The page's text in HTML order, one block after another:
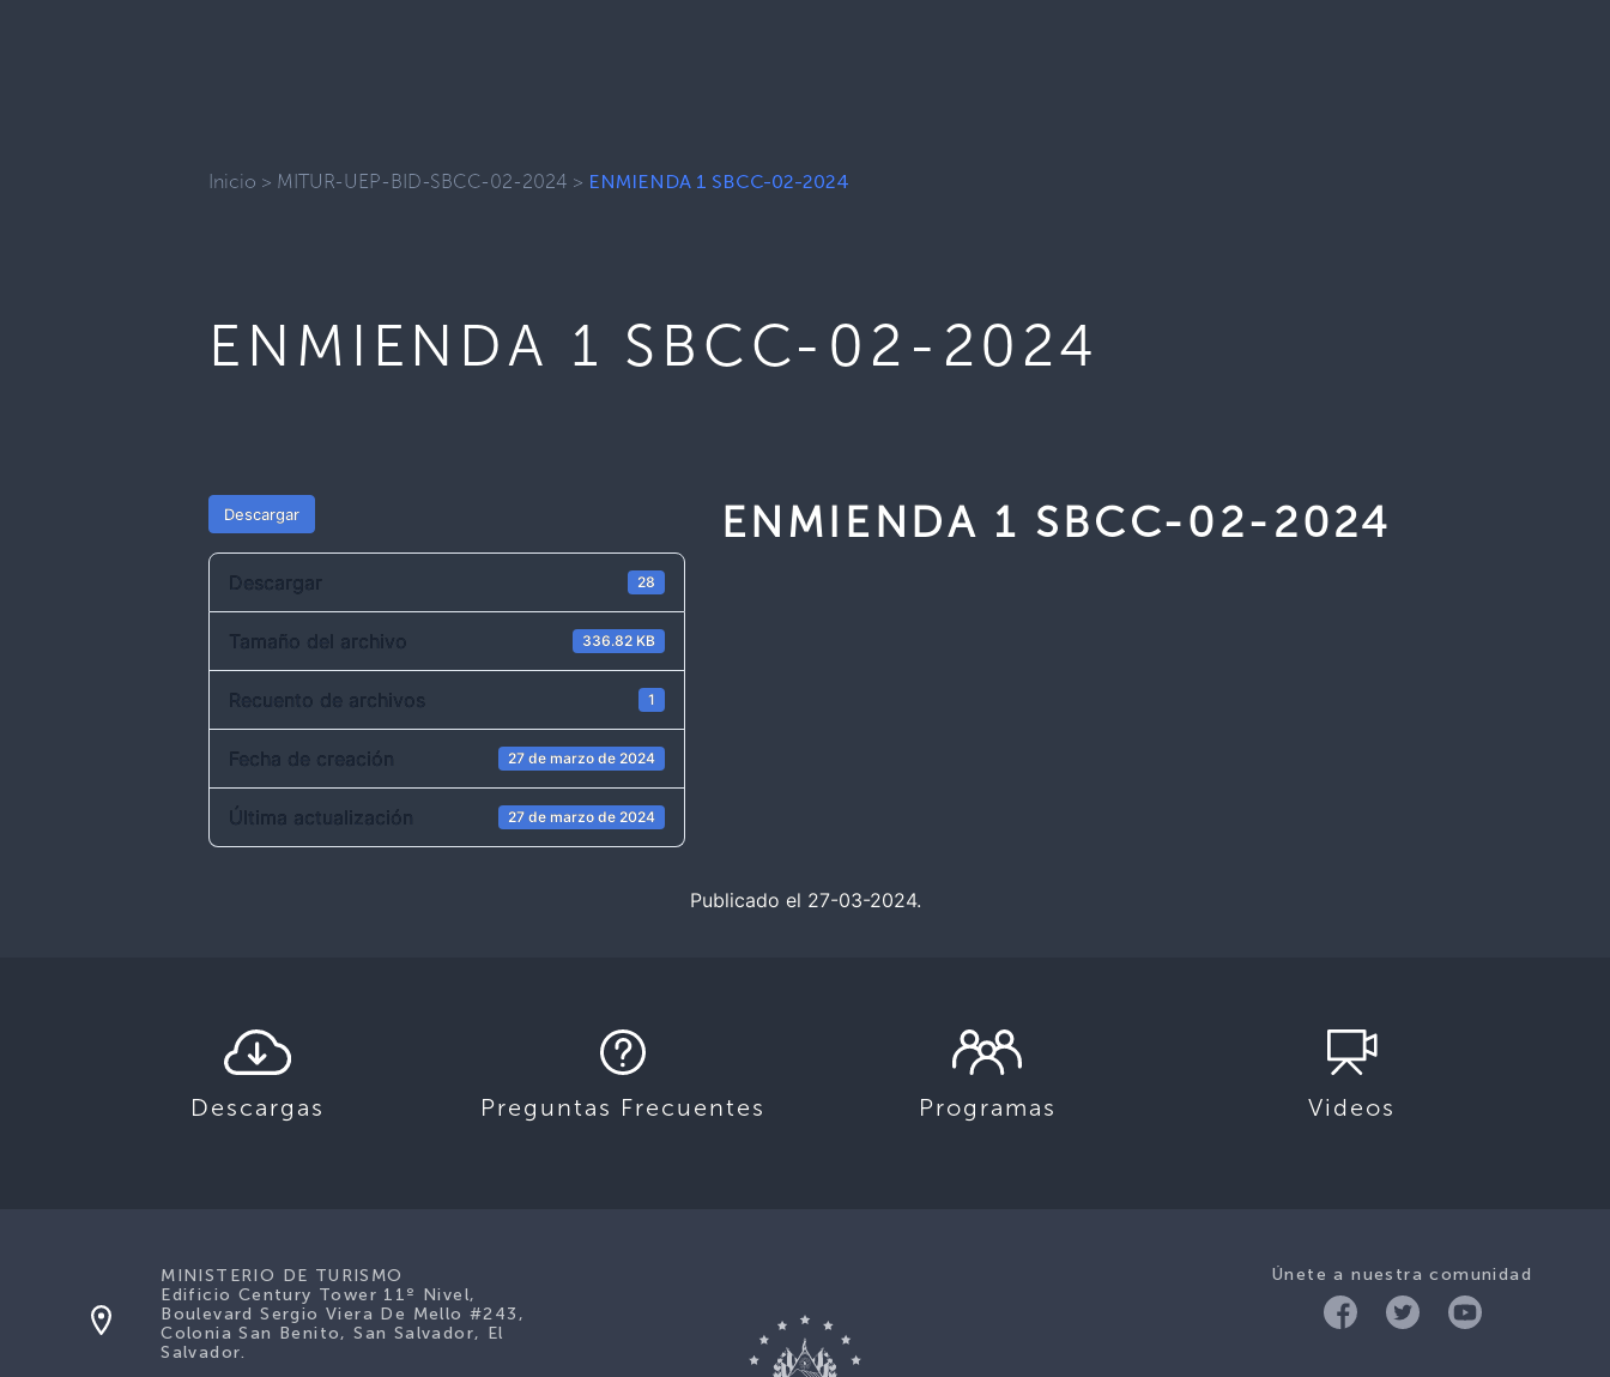
Inicio > MITUR-UEP-BID-SBCC-02-2024 > ENMIENDA 1 SBCC-02-2024
ENMIENDA 1 SBCC-02-2024
Descargar
Descargar 28
Tamaño del archivo 336.82 KB
Recuento de archivos 1
Fecha de creación 27 de marzo de 2024
Última actualización 27 de marzo de 2024
ENMIENDA 1 SBCC-02-2024
Publicado el 27-03-2024.
Descargas Preguntas Frecuentes Programas Videos
Únete a nuestra comunidad
MINISTERIO DE TURISMO
Edificio Century Tower 11º Nivel,
Boulevard Sergio Viera De Mello #243,
Colonia San Benito, San Salvador, El
Salvador.